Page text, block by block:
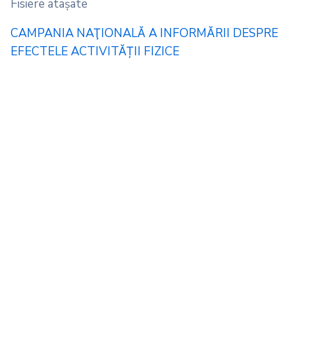
Fisiere ataşate
CAMPANIA NAŢIONALĂ A INFORMĂRII DESPRE
EFECTELE ACTIVITĂȚII FIZICE